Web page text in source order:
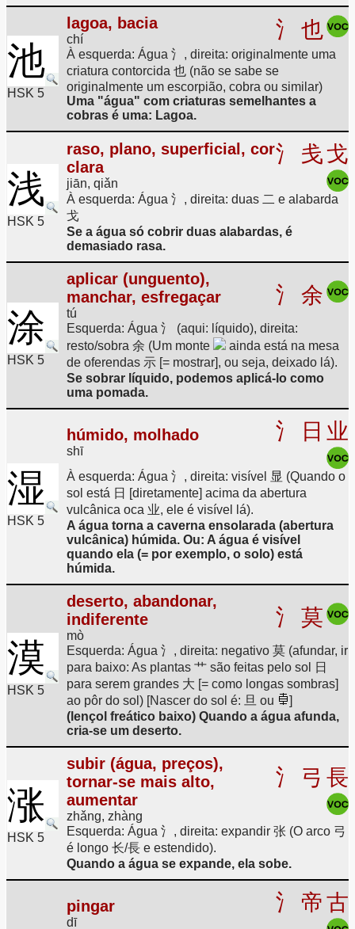
池
HSK 5
lagoa, bacia
chí 氵 也
À esquerda: Água 氵, direita: originalmente uma
criatura contorcida 也 (não se sabe se
originalmente um escorpião, cobra ou similar)
Uma "água" com criaturas semelhantes a
cobras é uma: Lagoa.
浅
HSK 5
raso, plano, superficial, cor
clara
jiān, qiǎn
氵 戋戈
À esquerda: Água 氵, direita: duas 二 e alabarda
戈
Se a água só cobrir duas alabardas, é
demasiado rasa.
涂
HSK 5
aplicar (unguento),
manchar, esfregaçar
tú
氵 余
Esquerda: Água 氵 (aqui: líquido), direita:
resto/sobra 余 (Um monte
ainda está na mesa
de oferendas 示 [= mostrar], ou seja, deixado lá).
Se sobrar líquido, podemos aplicá-lo como
uma pomada.
湿
HSK 5
húmido, molhado
shī
氵 日 业
À esquerda: Água 氵, direita: visível 显 (Quando o
sol está 日 [diretamente] acima da abertura
vulcânica oca 业, ele é visível lá).
A água torna a caverna ensolarada (abertura
vulcânica) húmida. Ou: A água é visível
quando ela (= por exemplo, o solo) está
húmida.
漠
HSK 5
deserto, abandonar,
indiferente
mò
氵 莫
Esquerda: Água 氵, direita: negativo 莫 (afundar, ir
para baixo: As plantas 艹 são feitas pelo sol 日
para serem grandes 大 [= como longas sombras]
ao pôr do sol) [Nascer do sol é: 旦 ou
]
(lençol freático baixo) Quando a água afunda,
cria-se um deserto.
涨
HSK 5
subir (água, preços),
tornar-se mais alto,
aumentar
zhǎng, zhàng
氵 弓 長
Esquerda: Água 氵, direita: expandir 张 (O arco 弓
é longo 长/長 e estendido).
Quando a água se expande, ela sobe.
pingar
dī
氵 帝古